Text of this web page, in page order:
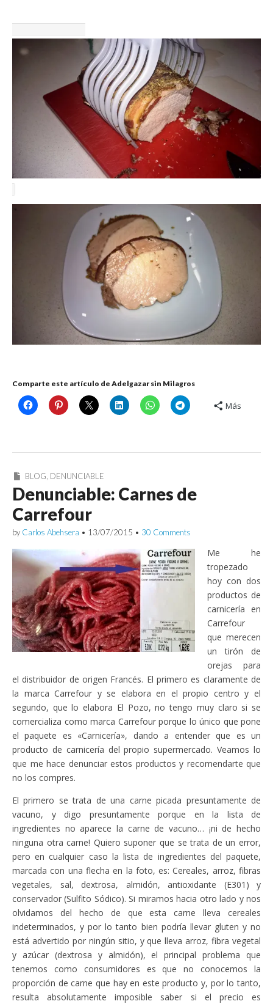
Comparte este artículo de Adelgazar sin Milagros
Más
BLOG DENUNCIABLE
Denunciable: Carnes de
Carrefour
by Carlos Abehsera • 13/07/2015 • 30 Comments
Me he
tropezado
hoy con dos
productos de
carnicería en
Carrefour
que merecen
un tirón de
orejas para
el distribuidor de origen Francés. El primero es claramente de
la marca Carrefour y se elabora en el propio centro y el
segundo, que lo elabora El Pozo, no tengo muy claro si se
comercializa como marca Carrefour porque lo único que pone
el paquete es «Carnicería», dando a entender que es un
producto de carnicería del propio supermercado. Veamos lo
que me hace denunciar estos productos y recomendarte que
no los compres.
El primero se trata de una carne picada presuntamente de
vacuno, y digo presuntamente porque en la lista de
ingredientes no aparece la carne de vacuno… ¡ni de hecho
ninguna otra carne! Quiero suponer que se trata de un error,
pero en cualquier caso la lista de ingredientes del paquete,
marcada con una flecha en la foto, es: Cereales, arroz, fibras
vegetales, sal, dextrosa, almidón, antioxidante (E301) y
conservador (Sulfito Sódico). Si miramos hacia otro lado y nos
olvidamos del hecho de que esta carne lleva cereales
indeterminados, y por lo tanto bien podría llevar gluten y no
está advertido por ningún sitio, y que lleva arroz, fibra vegetal
y azúcar (dextrosa y almidón), el principal problema que
tenemos como consumidores es que no conocemos la
proporción de carne que hay en este producto y, por lo tanto,
resulta absolutamente imposible saber si el precio es